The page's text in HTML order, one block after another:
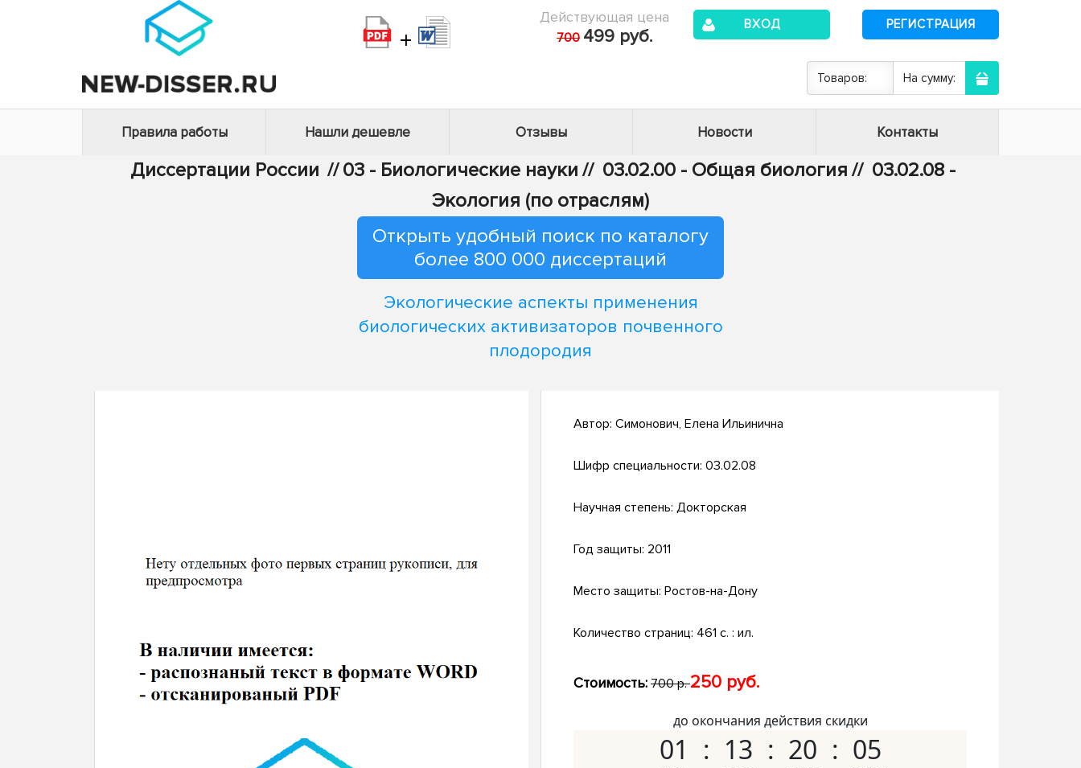
+
Действующая цена
700 499 руб.
ВХОД РЕГИСТРАЦИЯ
Товаров: На сумму:
Правила работы Нашли дешевле Отзывы Новости Контакты
Диссертации России // 03 - Биологические науки // 03.02.00 - Общая биология // 03.02.08 -
Экология (по отраслям)
Открыть удобный поиск по каталогу
более 800 000 диссертаций
Экологические аспекты применения
биологических активизаторов почвенного
плодородия
Автор: Симонович, Елена Ильинична
Шифр специальности: 03.02.08
Научная степень: Докторская
Год защиты: 2011
Место защиты: Ростов-на-Дону
Количество страниц: 461 с. : ил.
Стоимость: 700 р.250 руб.
до окончания действия скидки
01 13 20 04